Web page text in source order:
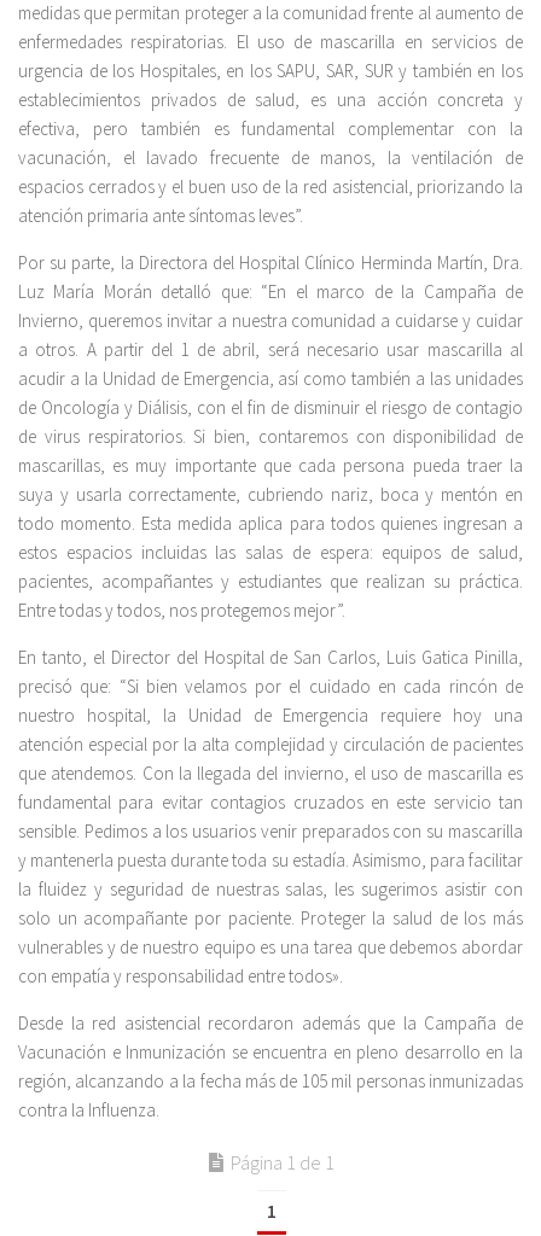
medidas que permitan proteger a la comunidad frente al aumento de
enfermedades respiratorias. El uso de mascarilla en servicios de
urgencia de los Hospitales, en los SAPU, SAR, SUR y también en los
establecimientos privados de salud, es una acción concreta y
efectiva, pero también es fundamental complementar con la
vacunación, el lavado frecuente de manos, la ventilación de
espacios cerrados y el buen uso de la red asistencial, priorizando la
atención primaria ante síntomas leves”.
Por su parte, la Directora del Hospital Clínico Herminda Martín, Dra.
Luz María Morán detalló que: “En el marco de la Campaña de
Invierno, queremos invitar a nuestra comunidad a cuidarse y cuidar
a otros. A partir del 1 de abril, será necesario usar mascarilla al
acudir a la Unidad de Emergencia, así como también a las unidades
de Oncología y Diálisis, con el fin de disminuir el riesgo de contagio
de virus respiratorios. Si bien, contaremos con disponibilidad de
mascarillas, es muy importante que cada persona pueda traer la
suya y usarla correctamente, cubriendo nariz, boca y mentón en
todo momento. Esta medida aplica para todos quienes ingresan a
estos espacios incluidas las salas de espera: equipos de salud,
pacientes, acompañantes y estudiantes que realizan su práctica.
Entre todas y todos, nos protegemos mejor”.
En tanto, el Director del Hospital de San Carlos, Luis Gatica Pinilla,
precisó que: “Si bien velamos por el cuidado en cada rincón de
nuestro hospital, la Unidad de Emergencia requiere hoy una
atención especial por la alta complejidad y circulación de pacientes
que atendemos. Con la llegada del invierno, el uso de mascarilla es
fundamental para evitar contagios cruzados en este servicio tan
sensible. Pedimos a los usuarios venir preparados con su mascarilla
y mantenerla puesta durante toda su estadía. Asimismo, para facilitar
la fluidez y seguridad de nuestras salas, les sugerimos asistir con
solo un acompañante por paciente. Proteger la salud de los más
vulnerables y de nuestro equipo es una tarea que debemos abordar
con empatía y responsabilidad entre todos».
Desde la red asistencial recordaron además que la Campaña de
Vacunación e Inmunización se encuentra en pleno desarrollo en la
región, alcanzando a la fecha más de 105 mil personas inmunizadas
contra la Influenza.
Página 1 de 1
1